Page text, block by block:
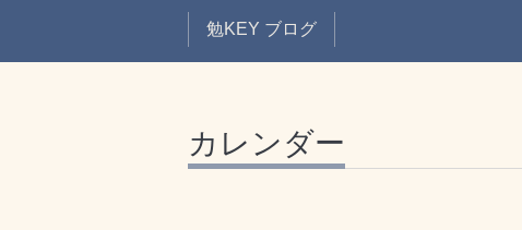
勉KEY ブログ
カレンダー